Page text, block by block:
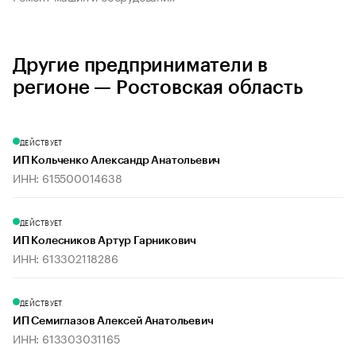
Другие предприниматели в
регионе — Ростовская область
ДЕЙСТВУЕТ
ИП Кольченко Александр Анатольевич
ИНН: 615500014638
ДЕЙСТВУЕТ
ИП Колесников Артур Гарникович
ИНН: 613302118286
ДЕЙСТВУЕТ
ИП Семиглазов Алексей Анатольевич
ИНН: 613303031165